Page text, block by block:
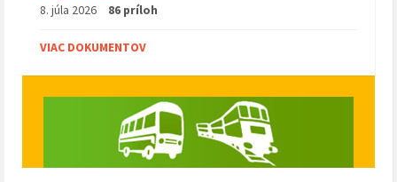
8. júla 2026 86 príloh
VIAC DOKUMENTOV